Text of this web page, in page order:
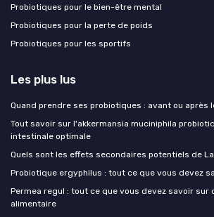
Probiotiques pour le bien-être mental
Probiotiques pour la perte de poids
Probiotiques pour les sportifs
Les plus lus
Quand prendre ses probiotiques : avant ou après
Tout savoir sur l'akkermansia muciniphila
intestinale optimale
Quels sont les effets secondaires potentiels de
Probiotique ergyphilus : tout ce que vous devez
Permea regul : tout ce que vous devez savoir sur
alimentaire